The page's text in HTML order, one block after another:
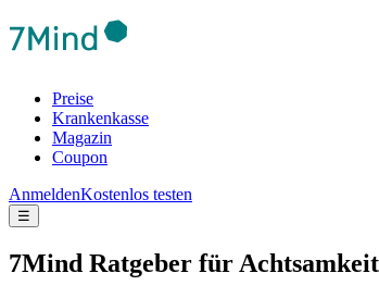
Preise
Krankenkasse
Magazin
Coupon
AnmeldenKostenlos testen
☰
7Mind Ratgeber für